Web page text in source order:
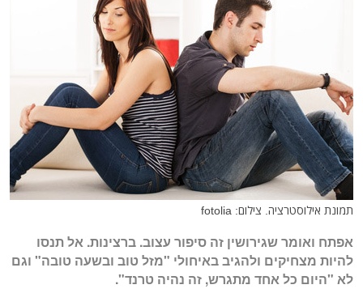
תמונת אילוסטרציה. צילום: fotolia
אפתח ואומר שגירושין זה סיפור עצוב. ברצינות. אל תנסו
להיות מצחיקים ולהגיב באיחולי "מזל טוב ובשעה טובה" וגם
לא "היום כל אחד מתגרש, זה נהיה טרנד".